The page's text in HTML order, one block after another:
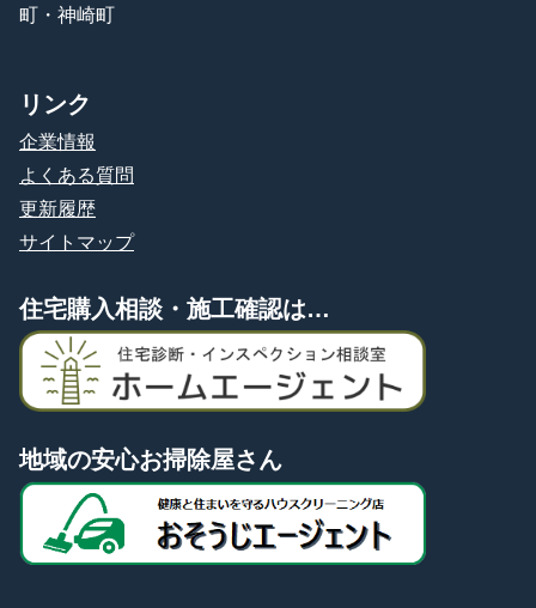
町・神崎町
リンク
企業情報
よくある質問
更新履歴
サイトマップ
住宅購入相談・施工確認は…
地域の安心お掃除屋さん